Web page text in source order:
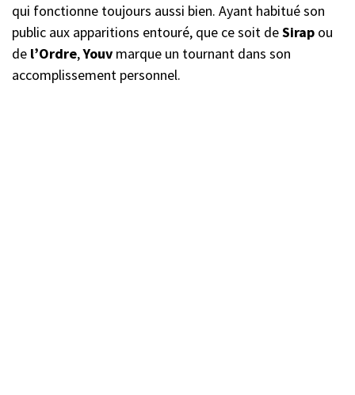
qui fonctionne toujours aussi bien. Ayant habitué son
public aux apparitions entouré, que ce soit deSirap ou
de l’Ordre,Youv marque un tournant dans son
accomplissement personnel.